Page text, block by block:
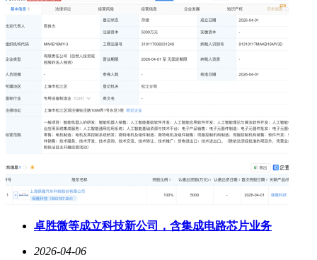
卓胜微等成立科技新公司，含集成电路芯片业务
2026-04-06